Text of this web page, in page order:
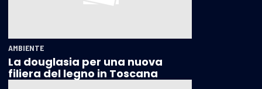
AMBIENTE
La douglasia per una nuova
filiera del legno in Toscana